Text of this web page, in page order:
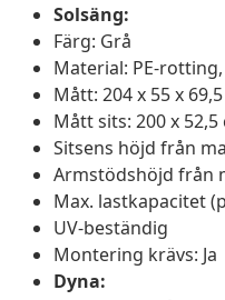
Solsäng:
Färg: Grå
Material: PE-
Mått: 204 x 55 x
Mått sits: 200 x 52,5
Sitsens höjd från
Armstödshöjd från
Max. lastkapacitet
UV-beständig
Montering krävs: Ja
Dyna: